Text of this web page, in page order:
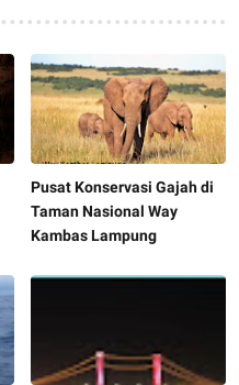
Pusat Konservasi Gajah di
Taman Nasional Way
Kambas Lampung